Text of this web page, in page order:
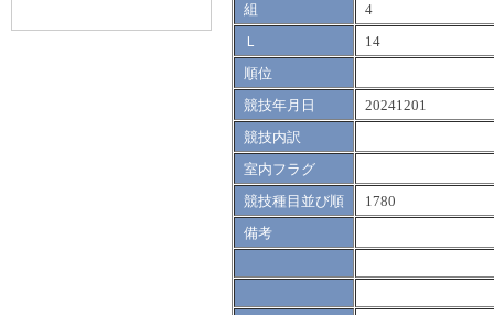
組
4
Ｌ
14
順位
競技年月日
20241201
競技内訳
室内フラグ
競技種目並び順
1780
備考